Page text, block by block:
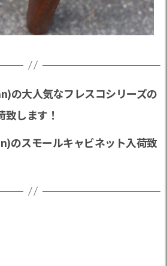
の大人気なフレスコシリーズの
します！
のスモールキャビネット入荷致